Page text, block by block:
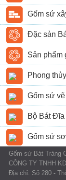
Gốm sứ
Đặc sản
Sản phẩm
Phong
Gốm sứ
Bộ Bát
Gốm sứ
Gốm sứ Bát Tràng
CÔNG TY TNHH
Địa chỉ: Số 280 -